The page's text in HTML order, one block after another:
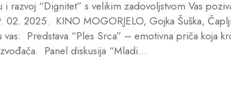
i razvoj “Dignitet” s velikim zadovoljstvom Vas
02. 2025. KINO MOGORJELO, Gojka Šuška,
Predstava “Ples Srca” – emotivna priča koja
Panel diskusija “Mladi...